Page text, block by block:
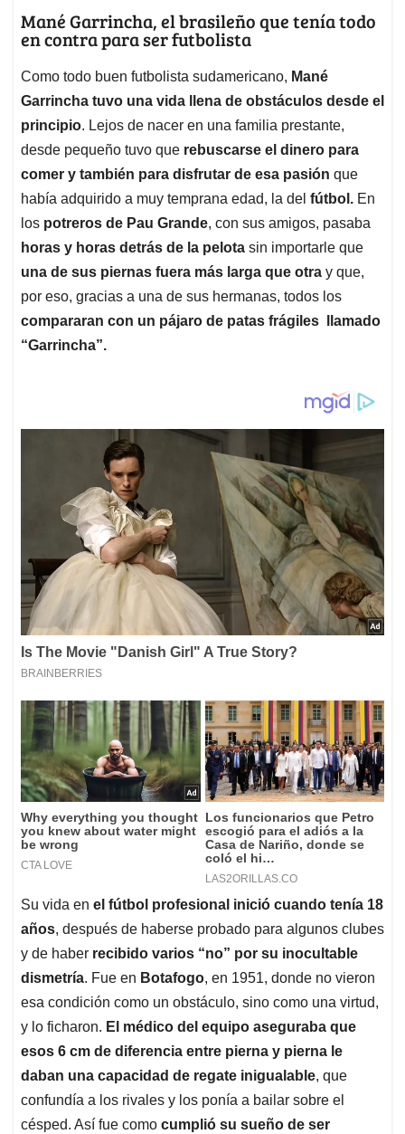
Mané Garrincha, el brasileño que tenía todo
en contra para ser futbolista
Como todo buen futbolista sudamericano, Mané
Garrincha tuvo una vida llena de obstáculos desde el
principio. Lejos de nacer en una familia prestante,
desde pequeño tuvo que rebuscarse el dinero para
comer y también para disfrutar de esa pasión que
había adquirido a muy temprana edad, la del fútbol. En
los potreros de Pau Grande, con sus amigos, pasaba
horas y horas detrás de la pelota sin importarle que
una de sus piernas fuera más larga que otra y que,
por eso, gracias a una de sus hermanas, todos los
compararan con un pájaro de patas frágiles llamado
“Garrincha”.
Su vida en el fútbol profesional inició cuando tenía 18
años, después de haberse probado para algunos clubes
y de haber recibido varios “no” por su inocultable
dismetría. Fue en Botafogo, en 1951, donde no vieron
esa condición como un obstáculo, sino como una virtud,
y lo ficharon. El médico del equipo aseguraba que
esos 6 cm de diferencia entre pierna y pierna le
daban una capacidad de regate inigualable, que
confundía a los rivales y los ponía a bailar sobre el
césped. Así fue como cumplió su sueño de ser